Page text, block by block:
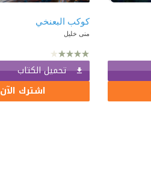
كوكب البعنخي
منى خليل
تحميل الكتاب
اشترك الآن